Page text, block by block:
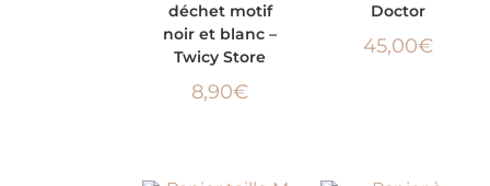
déchet motif
noir et blanc –
Twicy Store
8,90€
Doctor
45,00€